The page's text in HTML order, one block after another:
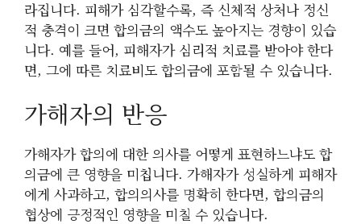
라집니다. 피해가 심각할수록, 즉 신체적 상처나 정신
적 충격이 크면 합의금의 액수도 높아지는 경향이 있습
니다. 예를 들어, 피해자가 심리적 치료를 받아야 한다
면, 그에 따른 치료비도 합의금에 포함될 수 있습니다.
가해자의 반응
가해자가 합의에 대한 의사를 어떻게 표현하느냐도 합
의금에 큰 영향을 미칩니다. 가해자가 성실하게 피해자
에게 사과하고, 합의의사를 명확히 한다면, 합의금의
협상에 긍정적인 영향을 미칠 수 있습니다.